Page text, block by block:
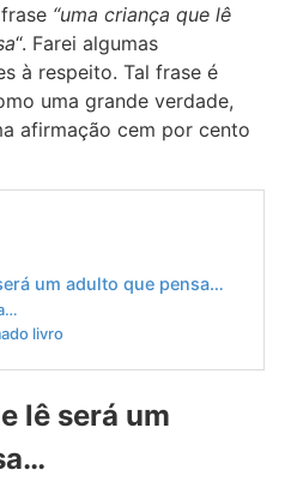
“uma criança que lê
“. Farei algumas
à respeito. Tal frase é
uma grande verdade,
afirmação cem por cento
um adulto que pensa…
livro
lê será um